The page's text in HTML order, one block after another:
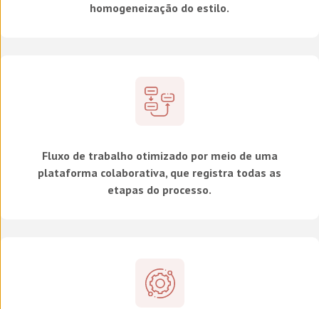
homogeneização do estilo.
Fluxo de trabalho otimizado por meio de uma
plataforma colaborativa, que registra todas as
etapas do processo.